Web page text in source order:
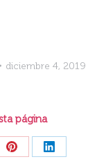
diciembre 4, 2019
página
Share
Share